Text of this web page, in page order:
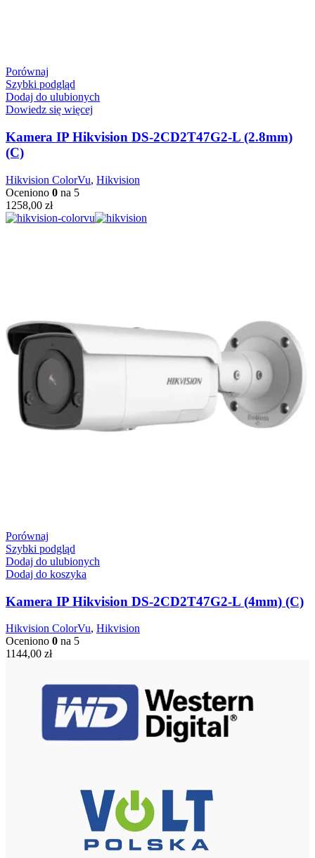
Porównaj
Szybki podgląd
Dodaj do ulubionych
Dowiedz się więcej
Kamera IP Hikvision DS-2CD2T47G2-L (2.8mm)
(C)
Hikvision ColorVu, Hikvision
Oceniono 0 na 5
1258,00 zł
Porównaj
Szybki podgląd
Dodaj do ulubionych
Dodaj do koszyka
Kamera IP Hikvision DS-2CD2T47G2-L (4mm) (C)
Hikvision ColorVu, Hikvision
Oceniono 0 na 5
1144,00 zł